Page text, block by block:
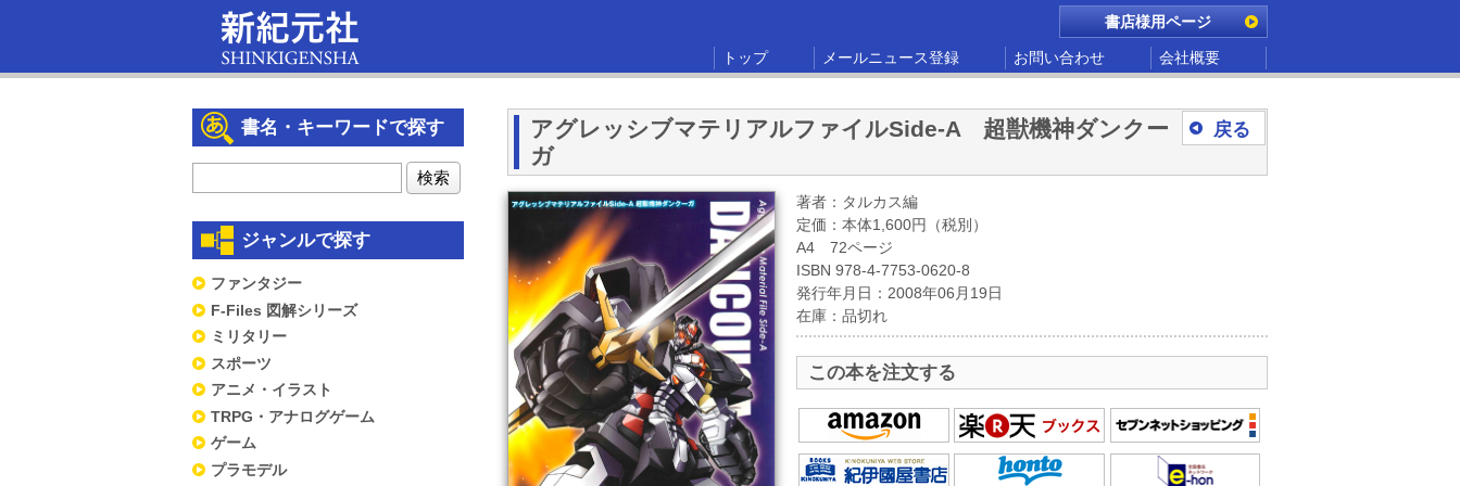
書店様用ページ
トップ メールニュース登録 お問い合わせ 会社概要
戻る
アグレッシブマテリアルファイルSide-A 超獣機神ダンクー
ガ
著者：タルカス編
定価：本体1,600円（税別）
A4 72ページ
ISBN 978-4-7753-0620-8
発行年月日：2008年06月19日
在庫：品切れ
この本を注文する
書名・キーワードで探す
ジャンルで探す
ファンタジー
F-Files 図解シリーズ
ミリタリー
スポーツ
アニメ・イラスト
TRPG・アナログゲーム
ゲーム
プラモデル